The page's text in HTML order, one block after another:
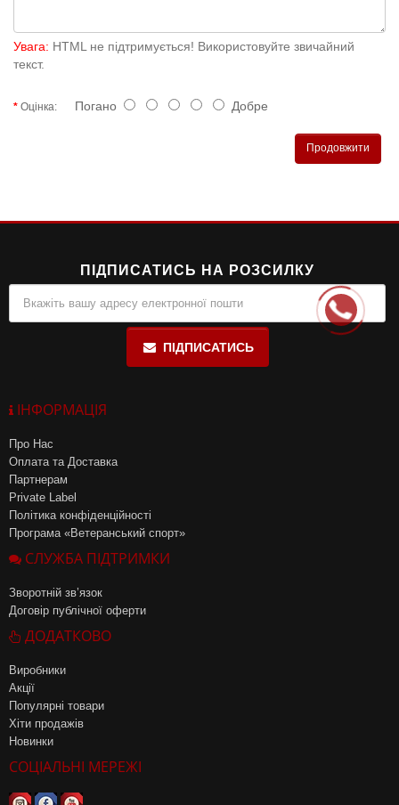
Увага: HTML не підтримується! Використовуйте звичайний
текст.
Оцінка: Погано Добре
Продовжити
ПІДПИСАТИСЬ НА РОЗСИЛКУ
ПІДПИСАТИСЬ
ІНФОРМАЦІЯ
Про Нас
Оплата та Доставка
Партнерам
Private Label
Політика конфіденційності
Програма «Ветеранський спорт»
СЛУЖБА ПІДТРИМКИ
Зворотній зв’язок
Договір публічної оферти
ДОДАТКОВО
Виробники
Акції
Популярні товари
Хіти продажів
Новинки
СОЦІАЛЬНІ МЕРЕЖІ